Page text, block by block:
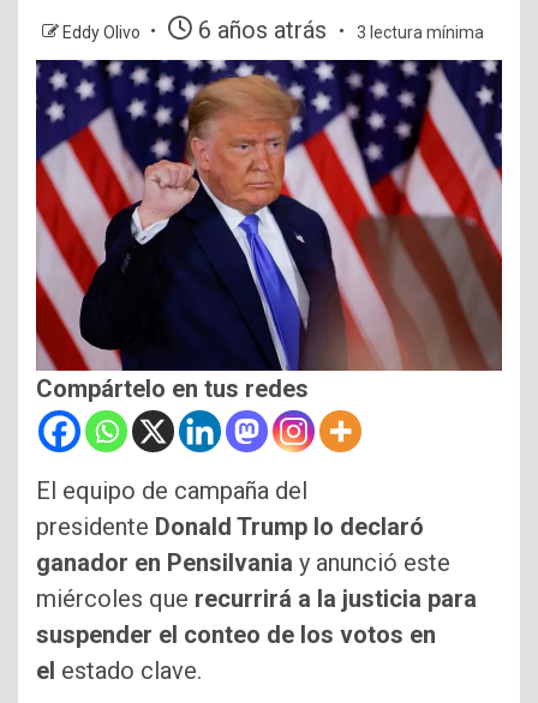
Eddy Olivo 6 años atrás 3 lectura mínima
Compártelo en tus redes
El equipo de campaña del
presidente Donald Trump lo declaró
ganador en Pensilvania y anunció este
miércoles que recurrirá a la justicia para
suspender el conteo de los votos en
el estado clave.